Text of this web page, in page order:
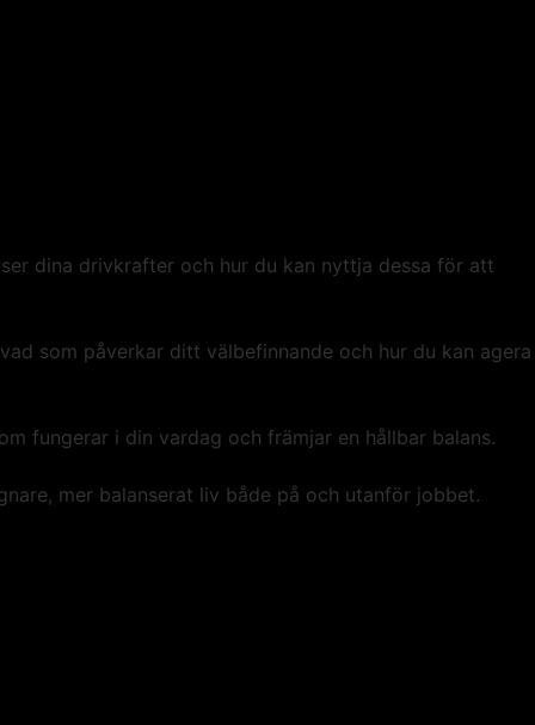
dina drivkrafter och hur du kan nyttja dessa för att
som påverkar ditt välbefinnande och hur du kan agera
fungerar i din vardag och främjar en hållbar balans.
mer balanserat liv både på och utanför jobbet.